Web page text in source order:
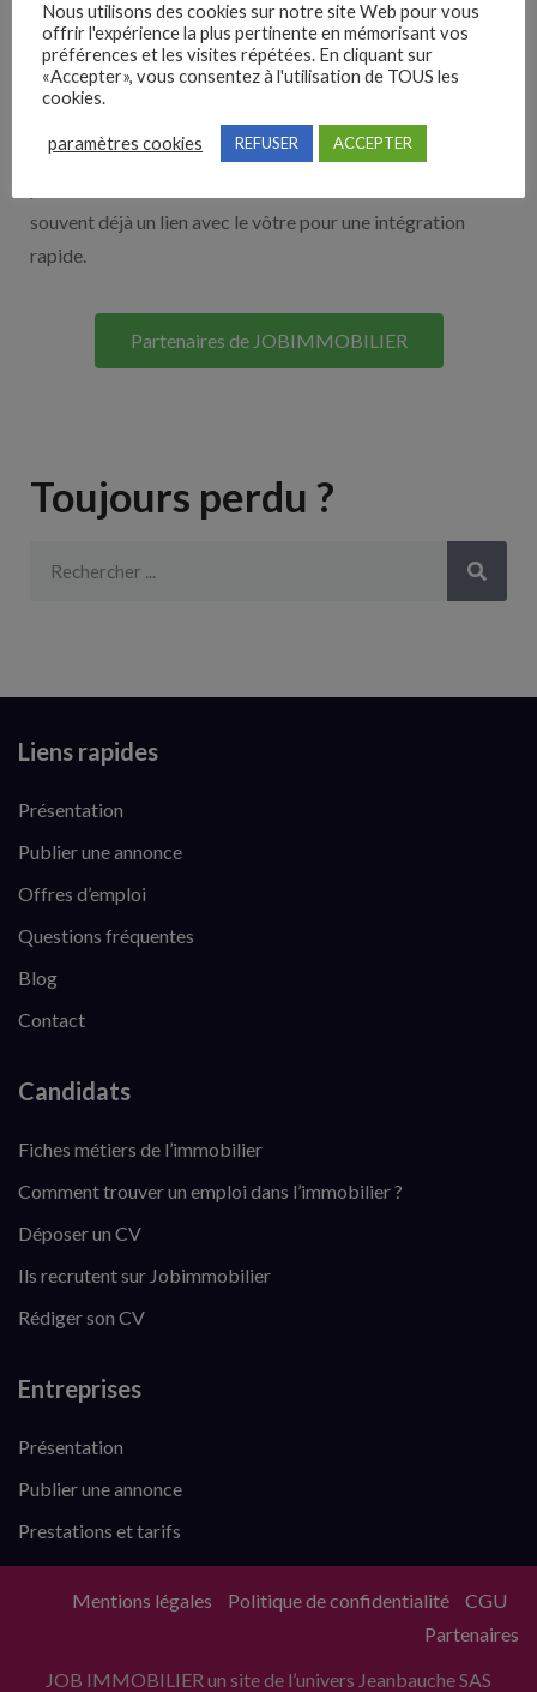
Nos solutions entreprises
Découvrez nos partenaires ! Moteurs de recherches,
multidiffuseurs, sites payant… nombreux sont nos
souvent déjà un lien avec le vôtre pour une intégration
rapide.
Partenaires de JOBIMMOBILIER
Toujours perdu ?
Liens rapides
Présentation
Publier une annonce
Offres d’emploi
Questions fréquentes
Blog
Contact
Candidats
Fiches métiers de l’immobilier
Comment trouver un emploi dans l’immobilier ?
Déposer un CV
Ils recrutent sur Jobimmobilier
Rédiger son CV
Entreprises
Présentation
Publier une annonce
Prestations et tarifs
JOB IMMOBILIER un site de l’univers Jeanbauche SAS
Mentions légales Politique de confidentialité
CGU
Partenaires
Nous utilisons des cookies sur notre site Web pour vous
offrir l'expérience la plus pertinente en mémorisant vos
préférences et les visites répétées. En cliquant sur
«Accepter», vous consentez à l'utilisation de TOUS les
cookies.
paramètres cookies REFUSER ACCEPTER